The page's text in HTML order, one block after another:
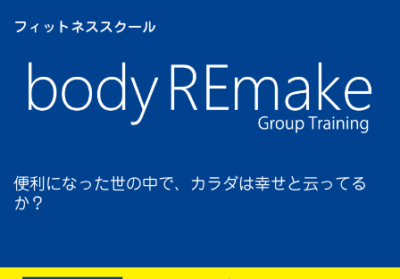
フィットネススクール
便利になった世の中で、カラダは幸せと云ってる
か？